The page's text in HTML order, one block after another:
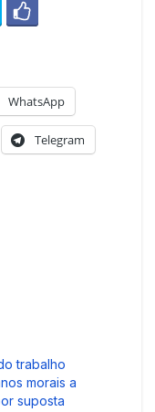
WhatsApp
Telegram
trabalho
morais a
suposta